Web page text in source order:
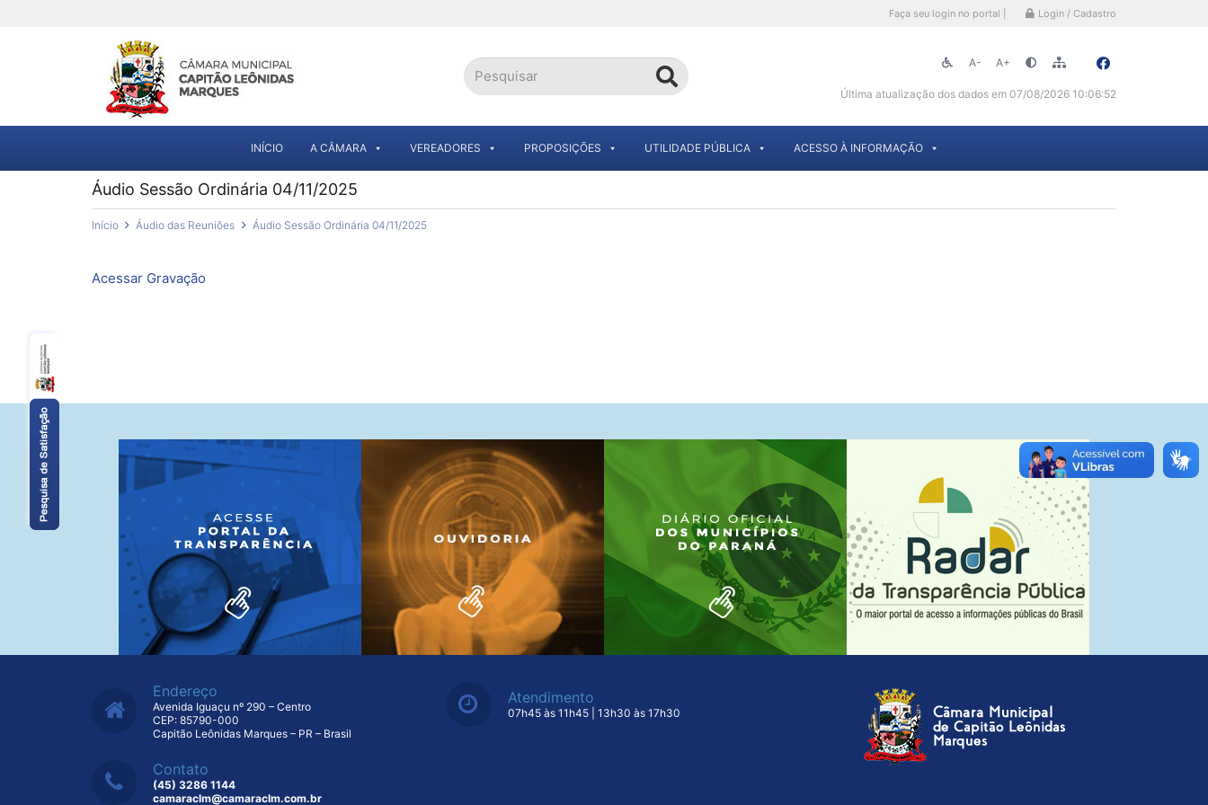
Faça seu login no portal | Login / Cadastro
A- A+
Última atualização dos dados em 07/08/2026 10:06:52
INÍCIO A CÂMARA VEREADORES PROPOSIÇÕES UTILIDADE PÚBLICA ACESSO À INFORMAÇÃO
Áudio Sessão Ordinária 04/11/2025
Início Áudio das Reuniões Áudio Sessão Ordinária 04/11/2025
Acessar Gravação
Endereço
Avenida Iguaçu nº 290 – Centro
CEP: 85790-000
Capitão Leônidas Marques – PR – Brasil
Contato
(45) 3286 1144
camaraclm@camaraclm.com.br
Atendimento
07h45 às 11h45 | 13h30 às 17h30